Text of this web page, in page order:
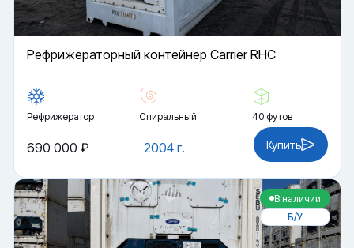
Рефрижераторный контейнер Carrier RHC
Рефрижератор Спиральный 40 футов
2004 г.
690 000 ₽ Купить
В наличии
Б/У